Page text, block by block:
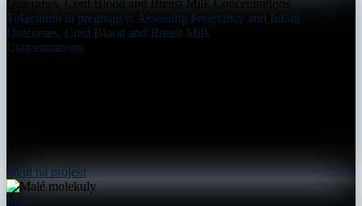
Tofacitinib in pregnancy: Assessing Pregnancy and Infant
Outcomes, Cord Blood and Breast Milk
Concentrations
přejít na projekt
Malé